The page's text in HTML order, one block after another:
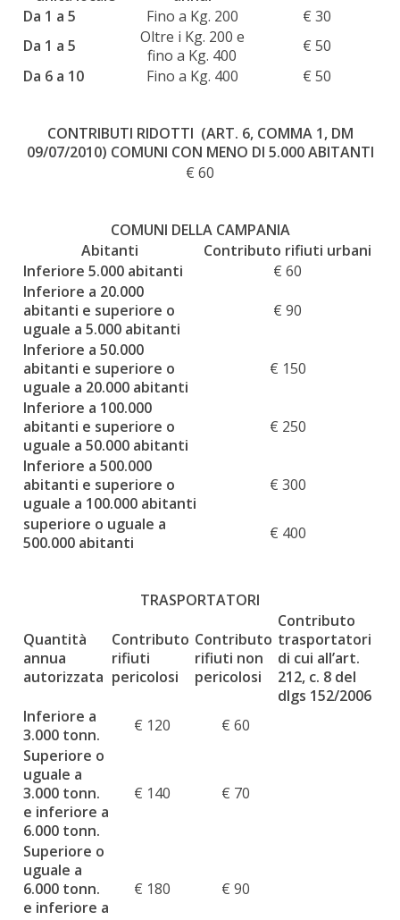
Da 1 a 5
Fino a Kg. 200
€ 30
Da 1 a 5
Oltre i Kg. 200 e
fino a Kg. 400
€ 50
Da 6 a 10
Fino a Kg. 400 € 50
CONTRIBUTI RIDOTTI (ART. 6, COMMA 1, DM
09/07/2010) COMUNI CON MENO DI 5.000 ABITANTI
€ 60
COMUNI DELLA CAMPANIA
Abitanti
Contributo rifiuti urbani
Inferiore 5.000 abitanti
€ 60
Inferiore a 20.000
abitanti e superiore o
uguale a 5.000 abitanti
€ 90
Inferiore a 50.000
abitanti e superiore o
uguale a 20.000 abitanti
€ 150
Inferiore a 100.000
abitanti e superiore o
uguale a 50.000 abitanti
€ 250
Inferiore a 500.000
abitanti e superiore o
uguale a 100.000 abitanti
€ 300
superiore o uguale a
500.000 abitanti
€ 400
TRASPORTATORI
Quantità
annua
autorizzata
Contributo
rifiuti
pericolosi
Contributo
rifiuti non
pericolosi
Contributo
trasportatori
di cui all’art.
212, c. 8 del
dlgs 152/2006
Inferiore a
3.000 tonn.
€ 120
€ 60
Superiore o
uguale a
3.000 tonn.
e inferiore a
6.000 tonn.
€ 140 € 70
Superiore o
uguale a
6.000 tonn.
e inferiore a
€ 180 € 90